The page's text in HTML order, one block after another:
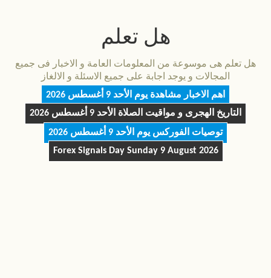
هل تعلم
هل تعلم هى موسوعة من المعلومات العامة و الاخبار فى جميع
المجالات و يوجد اجابة على جميع الاسئلة و الالغاز
اهم الاخبار مشاهدة يوم الأحد 9 أغسطس 2026
التاريخ الهجرى و مواقيت الصلاة الأحد 9 أغسطس 2026
توصيات الفوركس يوم الأحد 9 أغسطس 2026
Forex Signals Day Sunday 9 August 2026